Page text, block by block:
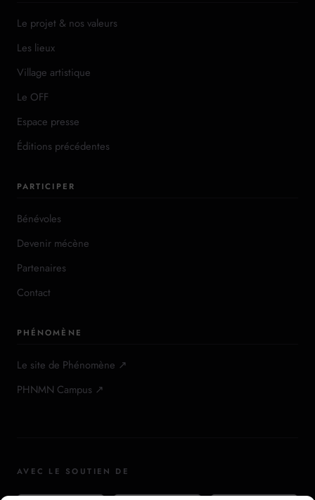
Le projet & nos valeurs
Les lieux
Village artistique
Le OFF
Espace presse
Éditions précédentes
PARTICIPER
Bénévoles
Devenir mécène
Partenaires
Contact
PHÉNOMÈNE
Le site de Phénomène ↗
PHNMN Campus ↗
AVEC LE SOUTIEN DE